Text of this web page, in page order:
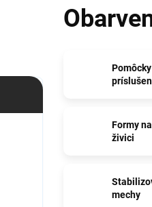
Formy na
živici
mechy